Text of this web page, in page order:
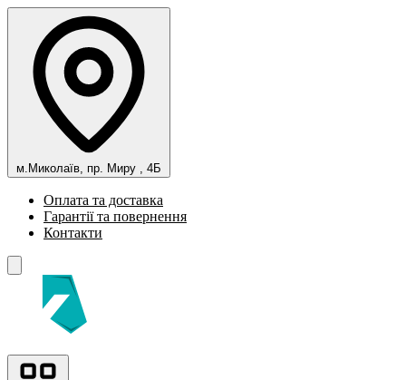
м.Миколаїв, пр. Миру , 4Б
Оплата та доставка
Гарантії та повернення
Контакти